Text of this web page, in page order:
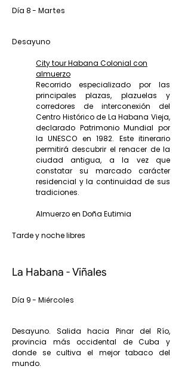
Día 8 - Martes
Desayuno
City tour Habana Colonial con
almuerzo
Recorrido especializado por las
principales plazas, plazuelas y
corredores de interconexión del
Centro Histórico de La Habana Vieja,
declarado Patrimonio Mundial por
la UNESCO en 1982. Este itinerario
permitirá descubrir el renacer de la
ciudad antigua, a la vez que
constatar su marcado carácter
residencial y la continuidad de sus
tradiciones.
Almuerzo en Doña Eutimia
Tarde y noche libres
La Habana - Viñales
Día 9 - Miércoles
Desayuno. Salida hacia Pinar del Río,
provincia más occidental de Cuba y
donde se cultiva el mejor tabaco del
mundo.